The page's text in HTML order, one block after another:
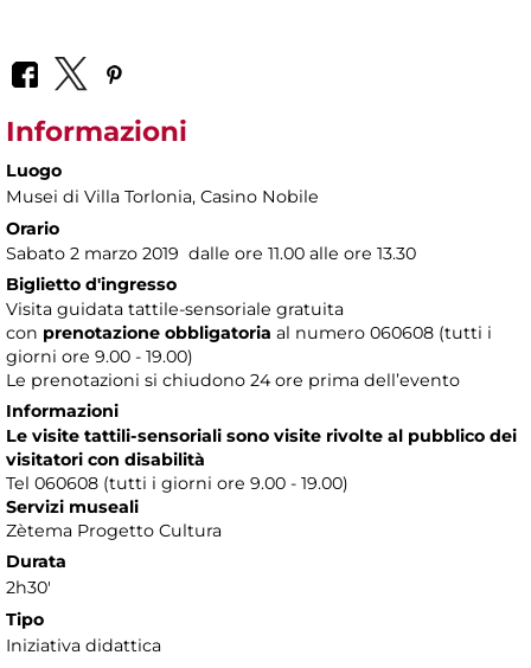
Informazioni
Luogo
Musei di Villa Torlonia, Casino Nobile
Orario
Sabato 2 marzo 2019 dalle ore 11.00 alle ore 13.30
Biglietto d'ingresso
Visita guidata tattile-sensoriale gratuita
con prenotazione obbligatoria al numero 060608 (tutti i
giorni ore 9.00 - 19.00)
Le prenotazioni si chiudono 24 ore prima dell’evento
Informazioni
Le visite tattili-sensoriali sono visite rivolte al pubblico dei
visitatori con disabilità
Tel 060608 (tutti i giorni ore 9.00 - 19.00)
Servizi museali
Zètema Progetto Cultura
Durata
2h30'
Tipo
Iniziativa didattica